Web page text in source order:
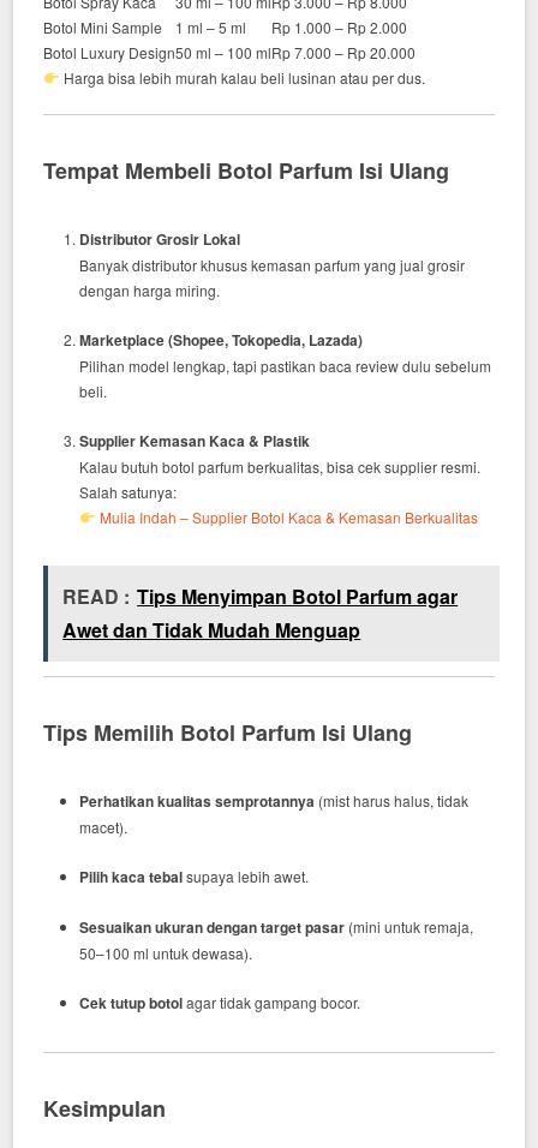
Botol Mini Sample
1 ml – 5 ml
Rp 1.000 – Rp 2.000
Botol Luxury Design50 ml – 100 mlRp 7.000 – Rp 20.000
Harga bisa lebih murah kalau beli lusinan atau per dus.
Tempat Membeli Botol Parfum Isi Ulang
Distributor Grosir Lokal
Banyak distributor khusus kemasan parfum yang jual grosir
dengan harga miring.
Marketplace (Shopee, Tokopedia, Lazada)
Pilihan model lengkap, tapi pastikan baca review dulu sebelum
beli.
Supplier Kemasan Kaca & Plastik
Kalau butuh botol parfum berkualitas, bisa cek supplier resmi.
Salah satunya:
Mulia Indah – Supplier Botol Kaca & Kemasan Berkualitas
READ : Tips Menyimpan Botol Parfum agar
Awet dan Tidak Mudah Menguap
Tips Memilih Botol Parfum Isi Ulang
Perhatikan kualitas semprotannya (mist harus halus, tidak
macet).
Pilih kaca tebalsupaya lebih awet.
Sesuaikan ukuran dengan target pasar (mini untuk remaja,
50–100 ml untuk dewasa).
Cek tutup botolagar tidak gampang bocor.
Kesimpulan